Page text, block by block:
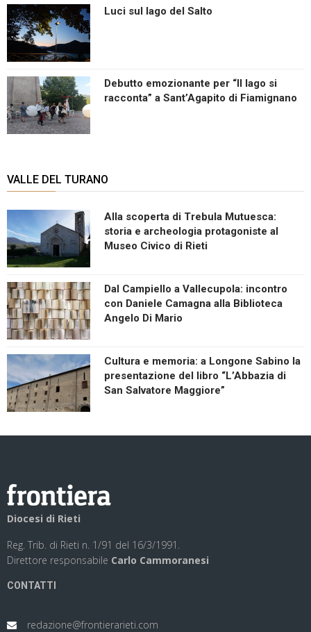
Luci sul lago del Salto
Debutto emozionante per “Il lago si
racconta” a Sant’Agapito di Fiamignano
VALLE DEL TURANO
Alla scoperta di Trebula Mutuesca:
storia e archeologia protagoniste al
Museo Civico di Rieti
Dal Campiello a Vallecupola: incontro
con Daniele Camagna alla Biblioteca
Angelo Di Mario
Cultura e memoria: a Longone Sabino la
presentazione del libro “L’Abbazia di
San Salvatore Maggiore”
Diocesi di Rieti
Reg. Trib. di Rieti n. 1/91 del 16/3/1991.
Direttore responsabile Carlo Cammoranesi
CONTATTI
redazione@frontierarieti.com